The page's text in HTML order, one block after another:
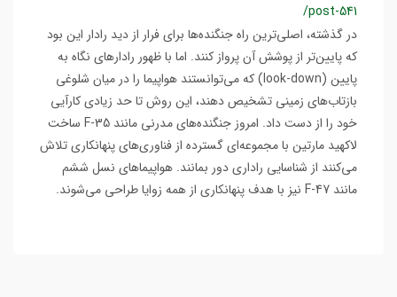
/post-541
در گذشته، اصلی‌ترین راه جنگنده‌ها برای فرار از دید رادار این بود
که پایین‌تر از پوشش آن پرواز کنند. اما با ظهور رادارهای نگاه به
پایین (look-down) که می‌توانستند هواپیما را در میان شلوغی
بازتاب‌های زمینی تشخیص دهند، این روش تا حد زیادی کارآیی
خود را از دست داد. امروز جنگنده‌های مدرنی مانند F-35 ساخت
لاکهید مارتین با مجموعه‌ای گسترده از فناوری‌های پنهانکاری تلاش
می‌کنند از شناسایی راداری دور بمانند. هواپیماهای نسل ششم
مانند F-47 نیز با هدف پنهانکاری از همه زوایا طراحی می‌شوند.